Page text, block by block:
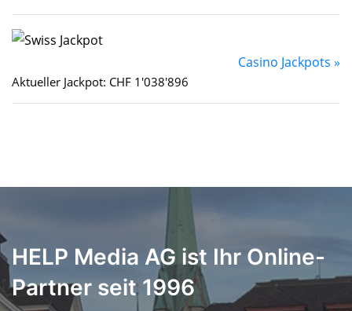
Casino Jackpots »
Aktueller Jackpot: CHF 1'038'896
HELP Media AG ist Ihr Online-
Partner seit 1996